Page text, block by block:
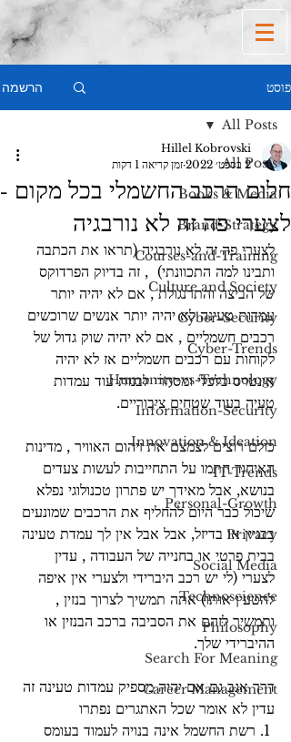
פוסט הרשמה
All Posts
Books & Media
Brand-Strategy
Courses-and-Training
Culture and Society
Cyber-Security
Cyber-Trends
Humanity-vs-Technology
Information-Security
Innovation & Ideation
IT-Trends
Personal-Growth
Privacy
Social Media
Technoscience
Philosophy
Search For Meaning
Career Management
All Posts
חלום הרכב החשמלי בכל מקום -
לצערי פה זה לא נורבגיה
Hillel Kobrovski
2 בספט׳ 2022
זמן קריאה 1 דקות
לצערי פה זה לא נורבגיה (תראו את הכתבה
ותבינו למה התכוונתי)  , זה בדיוק הפרדוקס
של הביצה והתרנגולת , אם לא יהיה יותר
עמדות טעינה לא יהיה יותר אנשים שרוכשים
רכבים חשמליים , אם לא יהיה שוק גדול של
לקוחות עם רכבים חשמליים אז לא יהיה
אינטרס כלכלי ומסחרי לבנות עוד עמדות
טעיה בעוד שטחים ציבוריים.
כולם רוצים לצמצם את זיהום האוויר , מדינות
האיחוד חתמו על התחייבות לעשות צעדים
בנושא, אבל מאידך יש פתרון טכנולוגי נפלא
שיכול כבר היום להחליף את הרכבים שמונעים
בבניין או בדיזל, אבל אבל אין לך עמדת טעינה
בבית פרטי או בחנייה של העבודה , עדין
לצערי (לי יש רכב היברידי ולצערי אין איפה
להטעין אותו) אתה תמשיך לצרוך בנזין ,
ותמשיך לזהם את הסביבה ברכב הבנזין או
ההיברידי שלך.
דרך אגב גם אם יהיה מספיק עמדות טעינה זה
עדין לא אומר שכל האתגרים נפתרו
1. רשת החשמל אינה בנויה לעמוד בעומס